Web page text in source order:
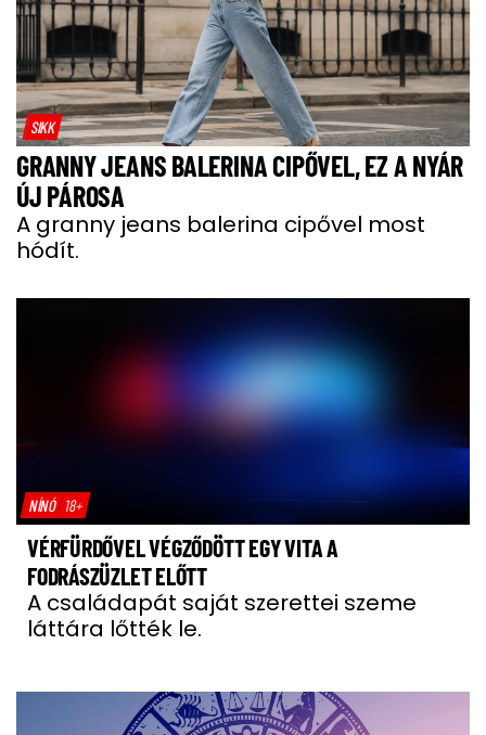
SIKK
GRANNY JEANS BALERINA CIPŐVEL, EZ A NYÁR
ÚJ PÁROSA
A granny jeans balerina cipővel most
hódít.
NÍNÓ 18+
VÉRFÜRDŐVEL VÉGZŐDÖTT EGY VITA A
FODRÁSZÜZLET ELŐTT
A családapát saját szerettei szeme
láttára lőtték le.